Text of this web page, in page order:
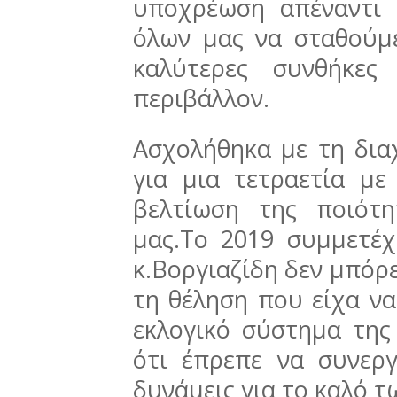
υποχρέωση απέναντι
όλων μας να
καλύτερες
περιβάλλον.
Ασχολήθηκα με τη
για μια τετραετία
βελτίωση της
μας.Το 2019
κ.Βοργιαζίδη δεν
τη θέληση που είχα
εκλογικό σύστημα
ότι έπρεπε να
δυνάμεις για το καλό